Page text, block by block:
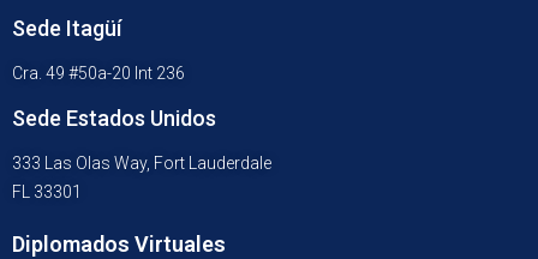
Sede Itagüí
Cra. 49 #50a-20 Int 236
Sede Estados Unidos
333 Las Olas Way, Fort Lauderdale
FL 33301
Diplomados Virtuales